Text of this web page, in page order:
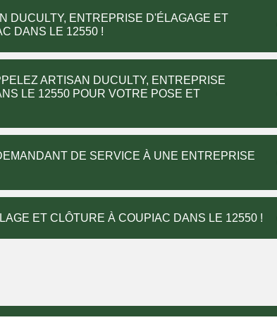
DUCULTY, ENTREPRISE D'ÉLAGAGE ET
DANS LE 12550 !
ARTISAN DUCULTY, ENTREPRISE
LE 12550 POUR VOTRE POSE ET
DE SERVICE À UNE ENTREPRISE
ET CLÔTURE À COUPIAC DANS LE 12550 !